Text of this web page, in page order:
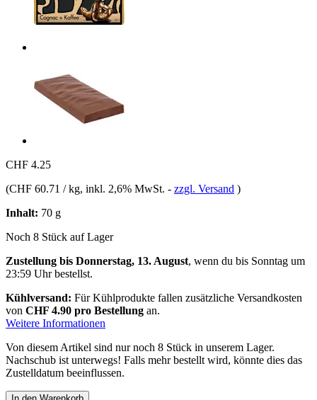
CHF 4.25
(CHF 60.71 / kg, inkl. 2,6% MwSt. - zzgl. Versand )
Inhalt: 70 g
Noch 8 Stück auf Lager
Zustellung bis Donnerstag, 13. August, wenn du bis Sonntag um
23:59 Uhrbestellst.
Kühlversand: Für Kühlprodukte fallen zusätzliche Versandkosten
von CHF 4.90 pro Bestellung an.
Weitere Informationen
Von diesem Artikel sind nur noch 8 Stück in unserem Lager.
Nachschub ist unterwegs! Falls mehr bestellt wird, könnte dies das
Zustelldatum beeinflussen.